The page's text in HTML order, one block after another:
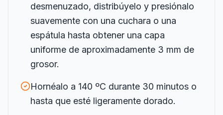
desmenuzado, distribúyelo y presiónalo
suavemente con una cuchara o una
espátula hasta obtener una capa
uniforme de aproximadamente 3 mm de
grosor.
Hornéalo a 140 ºC durante 30 minutos o
hasta que esté ligeramente dorado.